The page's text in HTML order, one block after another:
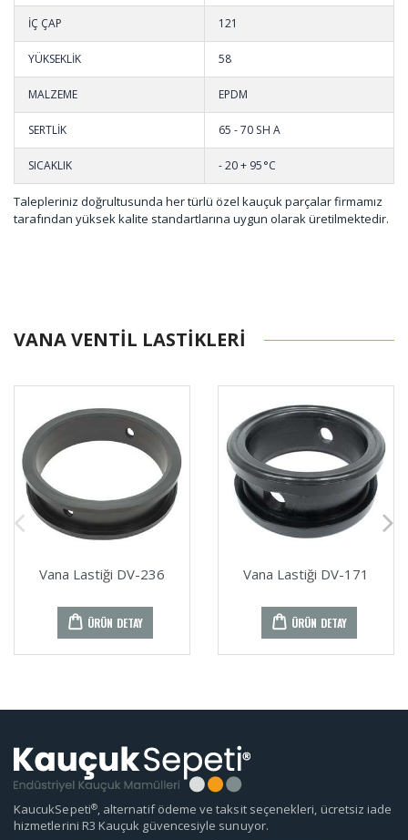
İÇ ÇAP 121
YÜKSEKLİK 58
MALZEME EPDM
SERTLİK 65 - 70 SH A
SICAKLIK - 20 + 95°C
Talepleriniz doğrultusunda her türlü özel kauçuk parçalar firmamız
tarafından yüksek kalite standartlarına uygun olarak üretilmektedir.
VANA VENTIL LASTIKLERI
Vana Lastiği DV-236
ÜRÜN DETAY
Vana Lastiği DV-171
ÜRÜN DETAY
KaucukSepeti®, alternatif ödeme ve taksit seçenekleri, ücretsiz iade
hizmetlerini R3 Kauçuk güvencesiyle sunuyor.